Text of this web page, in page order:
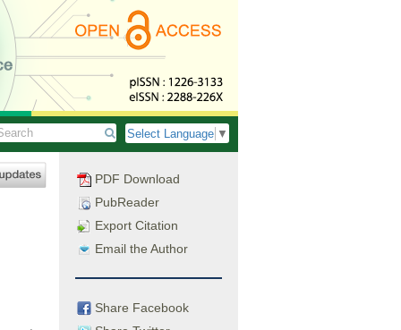
Select Language ▼
PDF Download
PubReader
Export Citation
Email the Author
Share Facebook